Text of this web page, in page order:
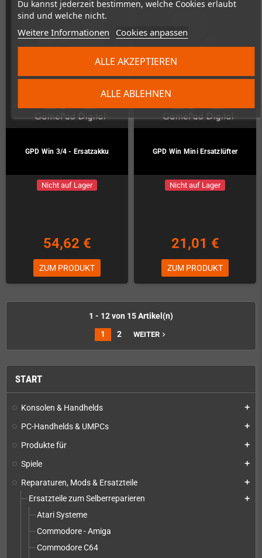
Du kannst jederzeit bestimmen, welche Cookies erlaubt
sind und welche nicht.
Weitere Informationen Cookies anpassen
ALLE ABLEHNEN
ALLE AKZEPTIEREN
START
Konsolen & Handhelds add
PC-Handhelds & UMPCs add
Produkte für add
Spiele add
Reparaturen, Mods & Ersatzteile add
Ersatzteile zum Selberreparieren add
Atari Systeme
Commodore - Amiga
Commodore C64
GPD Win 3/4 - Ersatzakku
Nicht auf Lager
54,62 €
ZUM PRODUKT
GPD Win Mini Ersatzlüfter
Nicht auf Lager
21,01 €
ZUM PRODUKT
1 - 12 von 15 Artikel(n)
1
2 WEITERnavigate_next